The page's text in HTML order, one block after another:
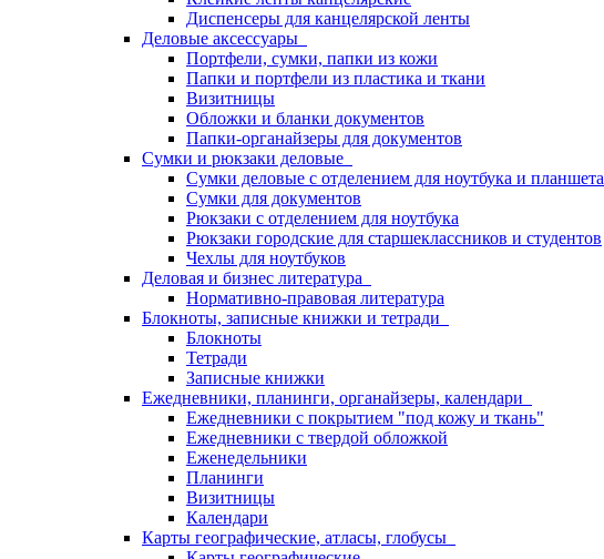
Диспенсеры для канцелярской ленты
Деловые аксессуары
Портфели, сумки, папки из кожи
Папки и портфели из пластика и ткани
Визитницы
Обложки и бланки документов
Папки-органайзеры для документов
Сумки и рюкзаки деловые
Сумки деловые с отделением для ноутбука и планшета
Сумки для документов
Рюкзаки с отделением для ноутбука
Рюкзаки городские для старшеклассников и студентов
Чехлы для ноутбуков
Деловая и бизнес литература
Нормативно-правовая литература
Блокноты, записные книжки и тетради
Блокноты
Тетради
Записные книжки
Ежедневники, планинги, органайзеры, календари
Ежедневники с покрытием "под кожу и ткань"
Ежедневники с твердой обложкой
Еженедельники
Планинги
Визитницы
Календари
Карты географические, атласы, глобусы